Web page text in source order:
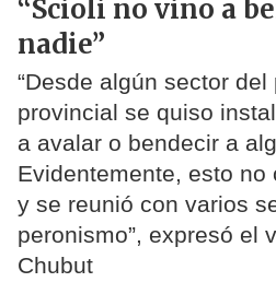
“Scioli no vino a
nadie”
“Desde algún sector del
provincial se quiso
a avalar o bendecir a
Evidentemente, esto no
y se reunió con varios
peronismo”, expresó el
Chubut